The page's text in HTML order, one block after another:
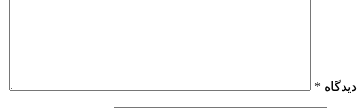
دیدگاه *